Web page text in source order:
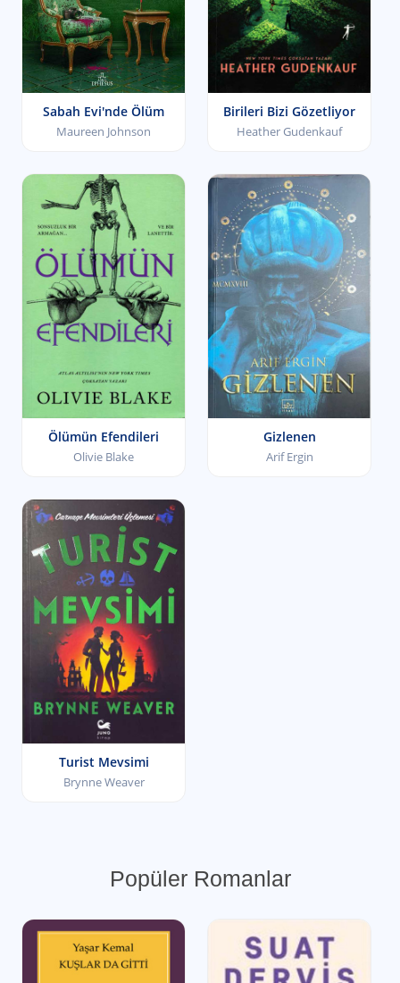
Sabah Evi'nde Ölüm
Maureen Johnson
Birileri Bizi Gözetliyor
Heather Gudenkauf
Ölümün Efendileri
Olivie Blake
Gizlenen
Arif Ergin
Turist Mevsimi
Brynne Weaver
Popüler Romanlar